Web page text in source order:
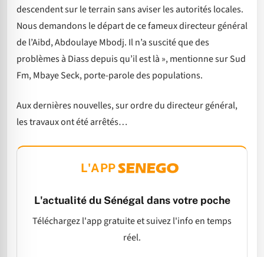
descendent sur le terrain sans aviser les autorités locales.
Nous demandons le départ de ce fameux directeur général
de l’Aibd, Abdoulaye Mbodj. Il n’a suscité que des
problèmes à Diass depuis qu’il est là », mentionne sur Sud
Fm, Mbaye Seck, porte-parole des populations.
Aux dernières nouvelles, sur ordre du directeur général,
les travaux ont été arrêtés…
L'APP
L'actualité du Sénégal dans votre poche
Téléchargez l'app gratuite et suivez l'info en temps
réel.